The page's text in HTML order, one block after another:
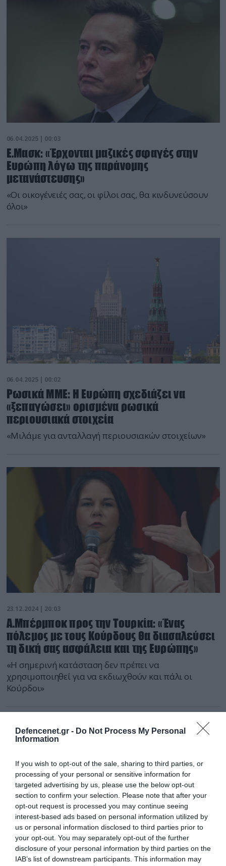
Defencenet.gr - Do Not Process My Personal
Information
If you wish to opt-out of the sale, sharing to third parties, or
processing of your personal or sensitive information for
targeted advertising by us, please use the below opt-out
section to confirm your selection. Please note that after your
opt-out request is processed you may continue seeing
interest-based ads based on personal information utilized by
us or personal information disclosed to third parties prior to
your opt-out. You may separately opt-out of the further
disclosure of your personal information by third parties on the
IAB’s list of downstream participants. This information may
06.04.2025 | 00:03
Ε.Μασκ: «Έρχονται μαζικές σφαγές στην
Ευρώπη λόγω της παράνομης
μετανάστευσης»
«Οι οικογένειές σας, οι φίλοι σας, θα κινδυνεύσουν
όλοι»
06.04.2025 | 00:02
Ρωσικά ΜΜΕ: Η Ευρώπη σχεδιάζει να
«ξεπαγώσει» ορισμένα ρωσικά
περιουσιακά στοιχεία
«Μιλάμε για ανταλλαγή περιουσιακών στοιχείων»
23.12.2024 | 20:03
Α.Μπέρμποκ προς την Τουρκία: «Ένας
πόλεμος με τους Κούρδους θα διασαλεύσει
τη δική σας ασφάλεια και της Ευρώπης»
«Η σημερινή κατάσταση δεν πρέπει να
χρησιμοποιηθεί για να εκδιωχθούν και πάλι οι
Κούρδοι»
05.09.2024 | 11:26